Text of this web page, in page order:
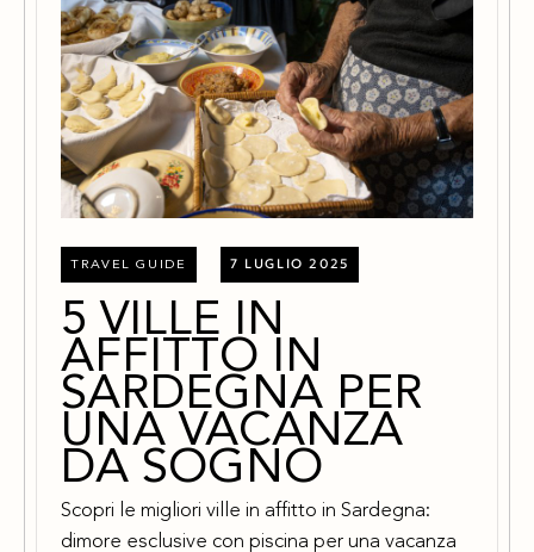
7 LUGLIO 2025
TRAVEL GUIDE
5 VILLE IN
AFFITTO IN
SARDEGNA PER
UNA VACANZA
DA SOGNO
Scopri le migliori ville in affitto in Sardegna:
dimore esclusive con piscina per una vacanza